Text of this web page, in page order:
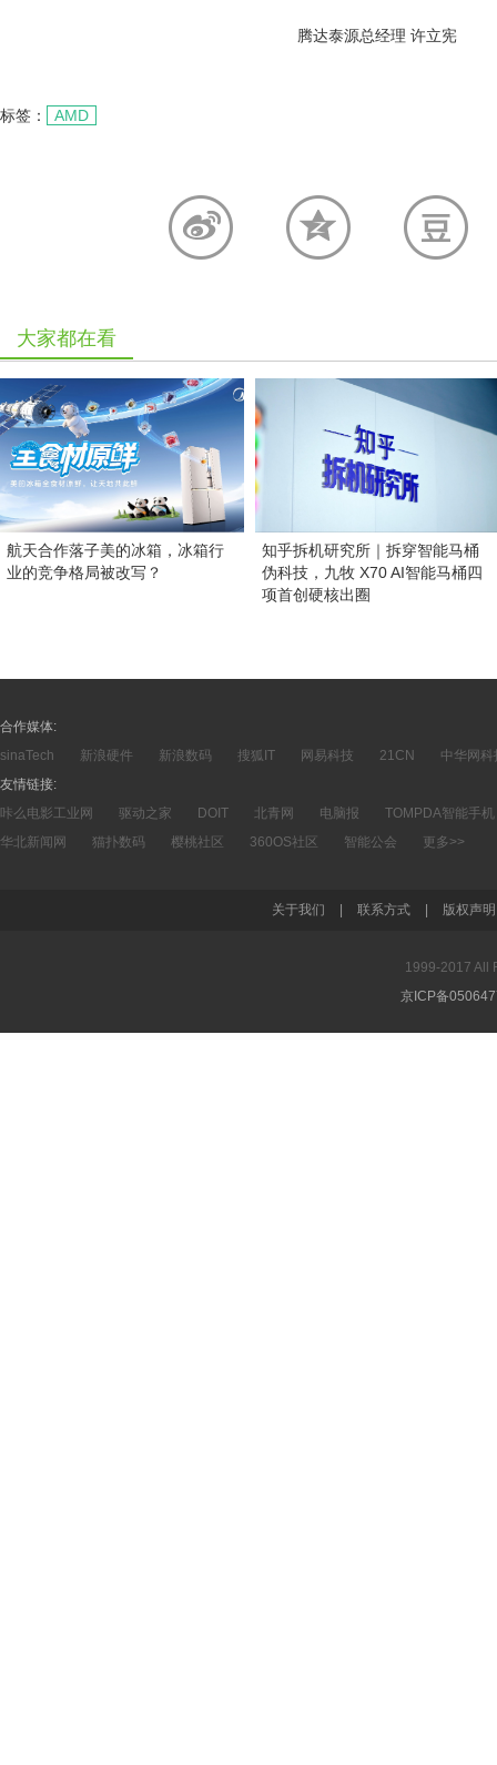
腾达泰源总经理 许立宪
标签： AMD
大家都在看
航天合作落子美的冰箱，冰箱行
业的竞争格局被改写？
知乎拆机研究所｜拆穿智能马桶
伪科技，九牧 X70 AI智能马桶四
项首创硬核出圈
合作媒体:
sinaTech
新浪硬件 新浪数码 搜狐IT 网易科技 21CN
中华网科
友情链接:
咔么电影工业网
驱动之家 DOIT 北青网 电脑报
TOMPDA智能手机
华北新闻网
猫扑数码 樱桃社区 360OS社区 智能公会 更多>>
关于我们 联系方式 版权声明
1999-2017 All
京ICP备